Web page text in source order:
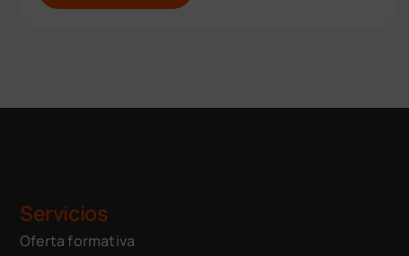
Servicios
Oferta formativa